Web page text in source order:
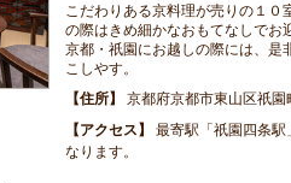
こだわりある京料理が売りの１０
の際はきめ細かなおもてなしでお
京都・祇園にお越しの際には、是
こしやす。
住所
京都府京都市東山区祇
アクセス
最寄駅「祇園四条
なります。